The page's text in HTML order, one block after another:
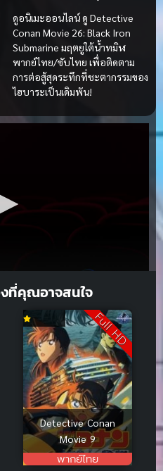
ดูอนิเมะออนไลน์ ดู Detective
Conan Movie 26: Black Iron
Submarine มฤตยูใต้น้ำทมิฬ
พากย์ไทย/ซับไทย เพื่อติดตาม
การต่อสู้สุดระทึกที่ชะตากรรมของ
ไฮบาระเป็นเดิมพัน!
งที่คุณอาจสนใจ
Full HD
Detective Conan
Movie 9
พากย์ไทย